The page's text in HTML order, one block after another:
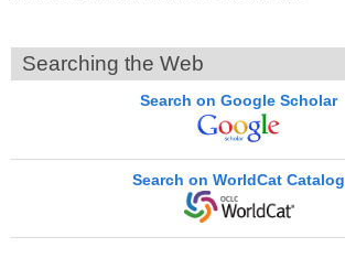
Searching the Web
Search on Google Scholar
Search on WorldCat Catalog